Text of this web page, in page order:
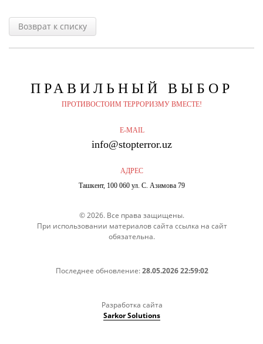
Возврат к списку
ПРАВИЛЬНЫЙВЫБОР
ПРОТИВОСТОИМ ТЕРРОРИЗМУ ВМЕСТЕ!
E-MAIL
info@stopterror.uz
АДРЕС
Ташкент, 100 060 ул. С. Азимова 79
© 2026. Все права защищены.
При использовании материалов сайта ссылка на сайт
обязательна.
Последнее обновление:28.05.2026 22:59:02
Разработка сайта
Sarkor Solutions